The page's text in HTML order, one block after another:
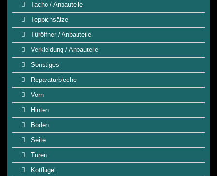
Tacho / Anbauteile
Teppichsätze
Türöffner / Anbauteile
Verkleidung / Anbauteile
Sonstiges
Reparaturbleche
Vorn
Hinten
Boden
Seite
Türen
Kotflügel